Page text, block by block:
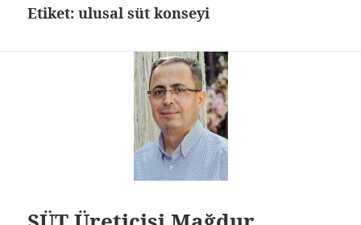
Etiket:ulusal süt konseyi